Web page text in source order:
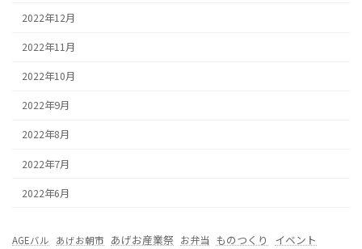
2022年12月
2022年11月
2022年10月
2022年9月
2022年8月
2022年7月
2022年6月
AGEバル あげお朝市 あげお産業祭 お弁当 ものつくり イベント